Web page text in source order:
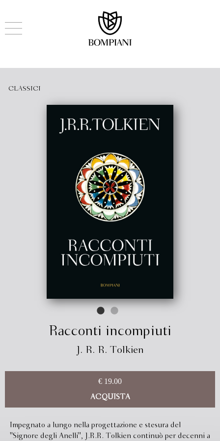
CLASSICI
Racconti incompiuti
J. R. R. Tolkien
€ 19.00
ACQUISTA
Impegnato a lungo nella progettazione e stesura del
''Signore degli Anelli'', J.R.R. Tolkien continuò per decenni a